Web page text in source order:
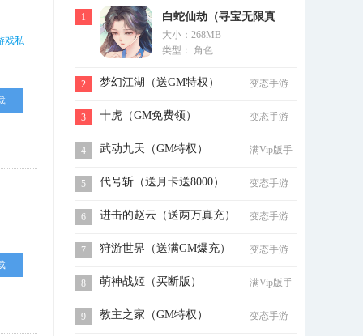
戏私
1
白蛇仙劫（寻宝无限真
充）
大小：268MB
类型： 角色
2 梦幻江湖（送GM特权） 变态手游
3 十虎（GM免费领） 变态手游
4 武动九天（GM特权）
满Vip版手
5
代号斩（送月卡送8000） 变态手游
6 进击的赵云（送两万真充） 变态手游
7 狩游世界（送满GM爆充） 变态手游
8 萌神战姬（买断版）
满Vip版手
9
教主之家（GM特权） 变态手游